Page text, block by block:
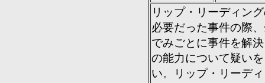
リップ・リーディン
必要だった事件の際
でみごとに事件を解
の能力について疑い
い。リップ・リーデ